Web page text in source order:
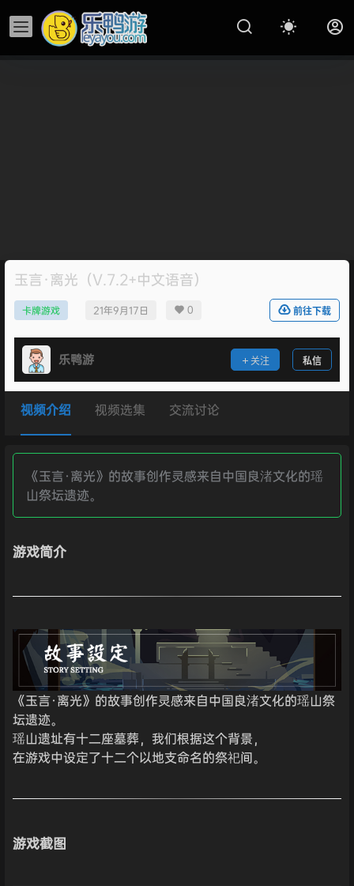
玉言·离光（V.7.2+中文语音）
卡牌游戏 21年9月17日 0 前往下载
乐鸭游 关注 私信
视频介绍 视频选集 交流讨论
《玉言·离光》的故事创作灵感来自中国良渚文化的瑶
山祭坛遗迹。
游戏简介
《玉言·离光》的故事创作灵感来自中国良渚文化的瑶山祭
坛遗迹。
瑶山遗址有十二座墓葬，我们根据这个背景，
在游戏中设定了十二个以地支命名的祭祀间。
游戏截图